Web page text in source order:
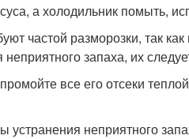
а холодильник помыть,
частой разморозки, так
запаха, их
все его отсеки
неприятного